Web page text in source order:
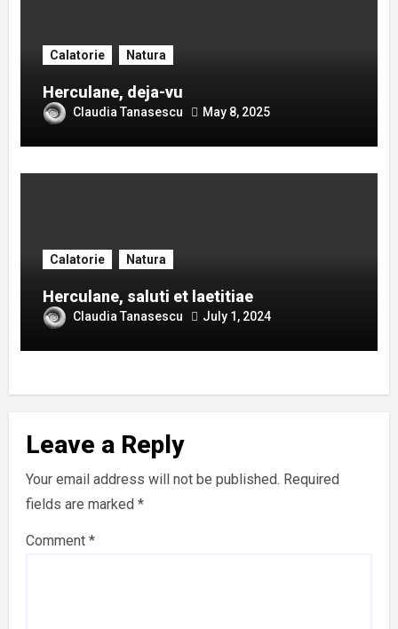
Calatorie Natura
Herculane, deja-vu
Claudia Tanasescu May 8, 2025
Calatorie Natura
Herculane, saluti et laetitiae
Claudia Tanasescu July 1, 2024
Leave a Reply
Your email address will not be published. Required
fields are marked*
Comment*